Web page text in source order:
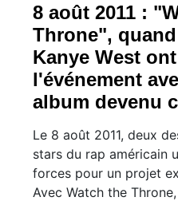
8 août 2011 :
Throne",
Kanye West
l'événement
album devenu
Le 8 août 2011, deux
stars du rap américain
forces pour un projet
Avec Watch the